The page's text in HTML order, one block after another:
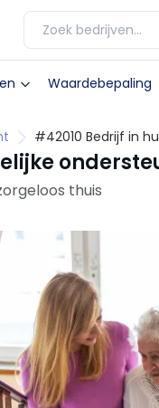
Waardebepaling
#42010 Bedrijf in
thuis